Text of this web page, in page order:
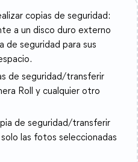
copias de seguridad:
a un disco duro externo
de seguridad para sus
de seguridad/transferir
Roll y cualquier otro
de seguridad/transferir
las fotos seleccionadas